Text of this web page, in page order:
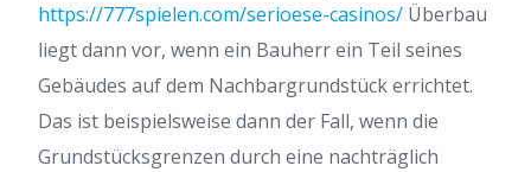
https://777spielen.com/serioese-casinos/ Überbau
liegt dann vor, wenn ein Bauherr ein Teil seines
Gebäudes auf dem Nachbargrundstück errichtet.
Das ist beispielsweise dann der Fall, wenn die
Grundstücksgrenzen durch eine nachträglich